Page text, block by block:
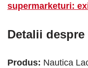
supermarketuri:
Detalii
Produs: Nautica